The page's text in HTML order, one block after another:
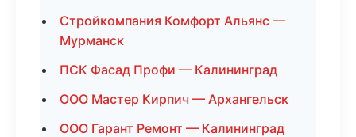
Стройкомпания Комфорт Альянс —
Мурманск
ПСК Фасад Профи — Калининград
ООО Мастер Кирпич — Архангельск
ООО Гарант Ремонт — Калининград